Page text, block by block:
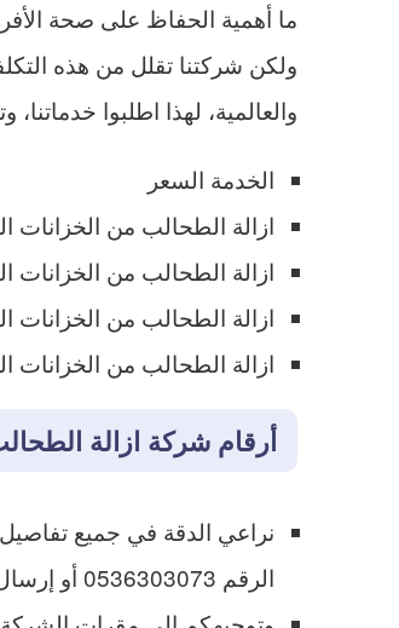
ما أهمية الحفاظ على صحة
ولكن شركتنا تقلل من هذه
والعالمية، لهذا اطلبوا
الخدمة السعر
ازالة الطحالب من الخزانات
ازالة الطحالب من الخزانات
ازالة الطحالب من الخزانات
ازالة الطحالب من الخزانات
أرقام شركة ازالة
نراعي الدقة في جميع
الرقم 0536303073 أو إرسال رسائل عبر الإنترنت من خلال مواقع وصفحات السوشيال ميديا العديدة الخاصة بالشركة.